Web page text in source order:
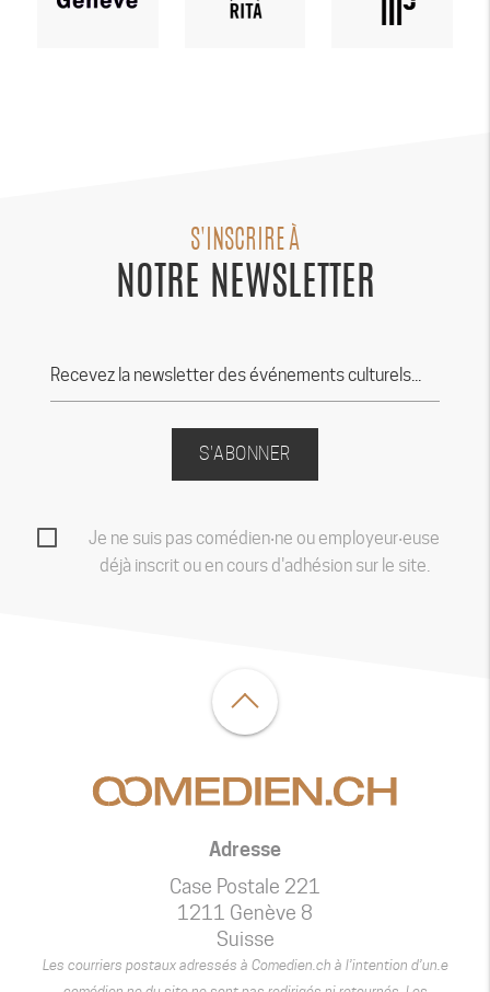
S'INSCRIRE À
NOTRE NEWSLETTER
S'ABONNER
Je ne suis pas comédien‧ne ou employeur‧euse
déjà inscrit ou en cours d'adhésion sur le site.
Adresse
Case Postale 221
1211 Genève 8
Suisse
Les courriers postaux adressés à Comedien.ch à l’intention d’un.e